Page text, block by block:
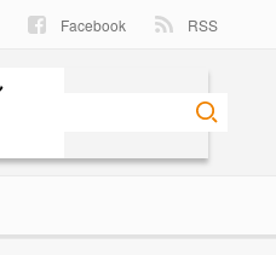
Facebook RSS